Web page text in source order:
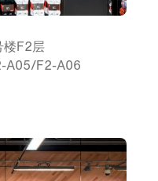
楼F2层
A05/F2-A06